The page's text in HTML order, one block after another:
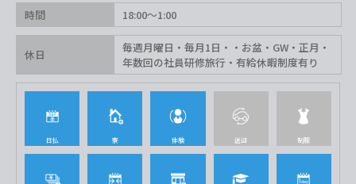
時間 18:00〜1:00
休日
毎週月曜日・毎月1日・・お盆・GW・正月・
年数回の社員研修旅行・有給休暇制度有り
日払 寮 体験 送迎 制服